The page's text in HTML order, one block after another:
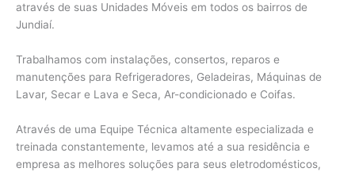
através de suas Unidades Móveis em todos os bairros de
Jundiaí.
Trabalhamos com instalações, consertos, reparos e
manutenções para Refrigeradores, Geladeiras, Máquinas de
Lavar, Secar e Lava e Seca, Ar-condicionado e Coifas.
Através de uma Equipe Técnica altamente especializada e
treinada constantemente, levamos até a sua residência e
empresa as melhores soluções para seus eletrodomésticos,